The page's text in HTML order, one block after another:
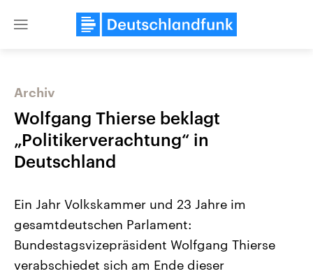
Close
Landtagswahl Sachsen-Anhalt
Alle Informationen
USA
Aktuelle Beiträge,
Hintergründe
Archiv
Wolfgang Thierse beklagt
„Politikerverachtung“ in
Deutschland
Ein Jahr Volkskammer und 23 Jahre im
gesamtdeutschen Parlament:
Bundestagsvizepräsident Wolfgang Thierse
verabschiedet sich am Ende dieser